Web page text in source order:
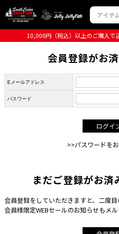
10,000円（税込）以上のご購入で
会員登録がお
Eメールアドレス
パスワード
>>パスワードを
まだご登録がお済
会員登録をしていただきますと、二度目
会員様限定WEBセールのお知らせもメ